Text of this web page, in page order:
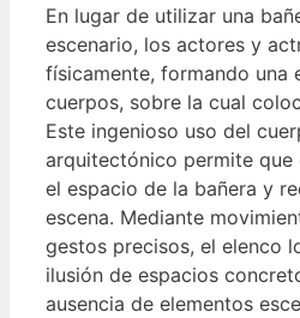
En lugar de utilizar una
escenario, los actores y
físicamente, formando una
cuerpos, sobre la cual
Este ingenioso uso del
arquitectónico permite
el espacio de la bañera y
escena. Mediante
gestos precisos, el elenco
ilusión de espacios
ausencia de elementos